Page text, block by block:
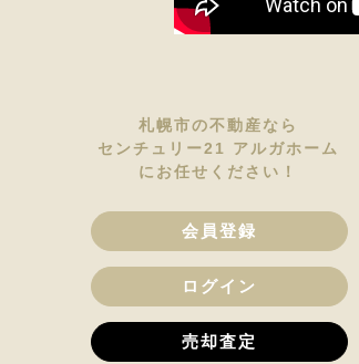
札幌市の不動産なら
センチュリー21 アルガホーム
にお任せください！
会員登録
ログイン
売却査定